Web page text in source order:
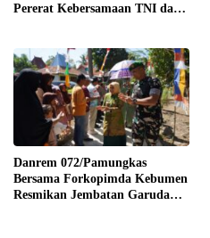
Pererat Kebersamaan TNI dan
Danrem 072/Pamungkas
Bersama Forkopimda Kebumen
Resmikan Jembatan Garuda